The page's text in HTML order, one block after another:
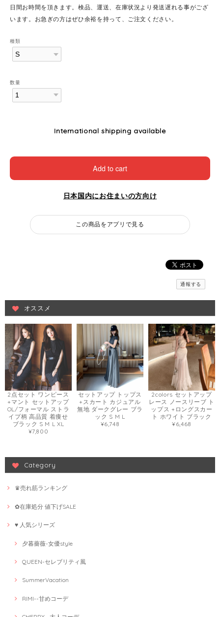
日間お時間を頂きます。検品、運送、在庫状況より発送遅れる事がござ
います。お急ぎの方はぜひ余裕を持って、ご注文ください。
種類
数量
International shipping available
Add to cart
日本国内にお住まいの方向け
この商品をアプリで見る
通報する
オススメ
2点セット ワンピース
+マント セットアップ
OL/フォーマル ストラ
イプ柄 高品質 着痩せ
ブラック S M L XL
¥7,800
セットアップ トップス
+スカート カジュアル
無地 ダークグレー ブラ
ック S M L
¥6,748
2colors セットアップ
レース ノースリーブ ト
ップス +ロングスカー
ト ホワイト ブラック
¥6,468
Category
♛売れ筋ランキング
✿在庫処分 値下げSALE
♥ 人気シリーズ
夕暮薔薇-女優style
QUEEN-セレブリティ風
SummerVacation
RIMI--甘めコーデ